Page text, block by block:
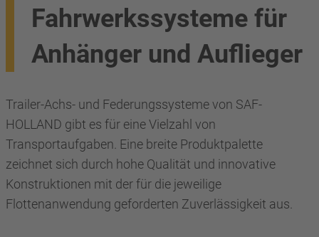
Fahrwerkssysteme für
Anhänger und Auflieger
Trailer-Achs- und Federungssysteme von SAF-
HOLLAND gibt es für eine Vielzahl von
Transportaufgaben. Eine breite Produktpalette
zeichnet sich durch hohe Qualität und innovative
Konstruktionen mit der für die jeweilige
Flottenanwendung geforderten Zuverlässigkeit aus.